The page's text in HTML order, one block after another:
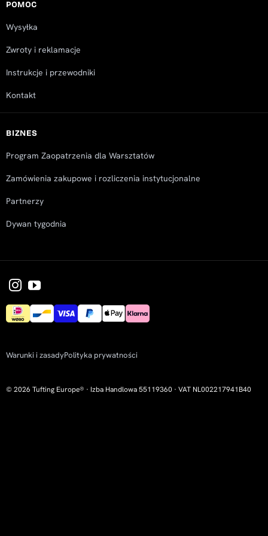
POMOC
Wysyłka
Zwroty i reklamacje
Instrukcje i przewodniki
Kontakt
BIZNES
Program Zaopatrzenia dla Warsztatów
Zamówienia zakupowe i rozliczenia instytucjonalne
Partnerzy
Dywan tygodnia
Warunki i zasadyPolityka prywatności
© 2026 Tufting Europe® · Izba Handlowa 55119360 · VAT NL002217941B40